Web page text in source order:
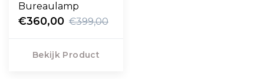
Bureaulamp
€360,00 €399,00
Bekijk Product